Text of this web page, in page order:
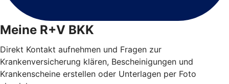
Meine R+V BKK
Direkt Kontakt aufnehmen und Fragen zur
Krankenversicherung klären, Bescheinigungen und
Krankenscheine erstellen oder Unterlagen per Foto